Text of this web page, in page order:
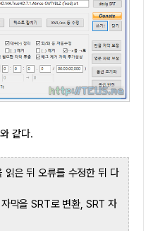
같다.
읽은 뒤 오류를 수정한 뒤 다
막을 SRT로 변환, SRT 자